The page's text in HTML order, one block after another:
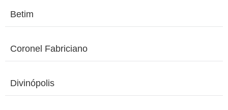
Betim
Coronel Fabriciano
Divinópolis